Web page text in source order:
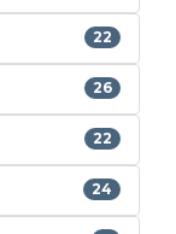
22
26
22
24